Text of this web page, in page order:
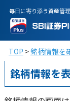
毎日に寄り添う資産管
TOP 銘柄情報を
銘柄情報を